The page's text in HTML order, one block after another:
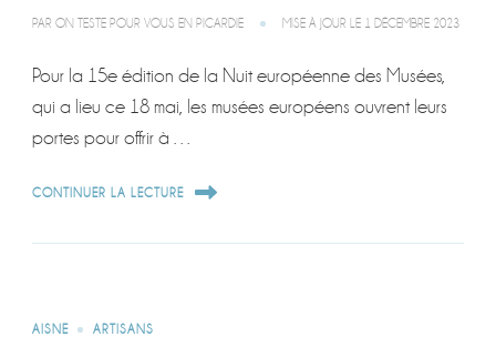
PAR ON TESTE POUR VOUS EN PICARDIE MISE À JOUR LE 1 DÉCEMBRE 2023
Pour la 15e édition de la Nuit européenne des Musées,
qui a lieu ce 18 mai, les musées européens ouvrent leurs
portes pour offrir à …
CONTINUER LA LECTURE
AISNE ARTISANS